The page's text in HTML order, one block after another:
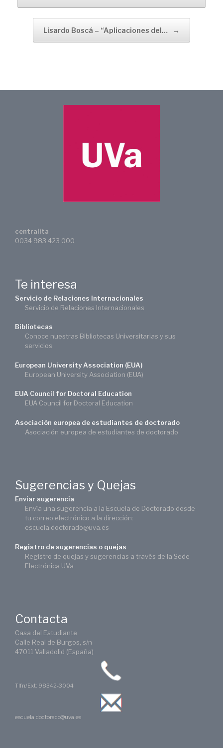
Lisardo Boscá – “Aplicaciones del… →
centralita
0034 983 423 000
Te interesa
Servicio de Relaciones Internacionales
Servicio de Relaciones Internacionales
Bibliotecas
Conoce nuestras Bibliotecas Universitarias y sus
servicios
European University Association (EUA)
European University Association (EUA)
EUA Council for Doctoral Education
EUA Council for Doctoral Education
Asociación europea de estudiantes de doctorado
Asociación europea de estudiantes de doctorado
Sugerencias y Quejas
Enviar sugerencia
Envía una sugerencia a la Escuela de Doctorado desde
tu correo electrónico a la dirección:
escuela.doctorado@uva.es
Registro de sugerencias o quejas
Registro de quejas y sugerencias a través de la Sede
Electrónica UVa
Contacta
Casa del Estudiante
Calle Real de Burgos, s/n
47011 Valladolid (España)
Tlfn/Ext: 98342-3004
escuela.doctorado@uva.es